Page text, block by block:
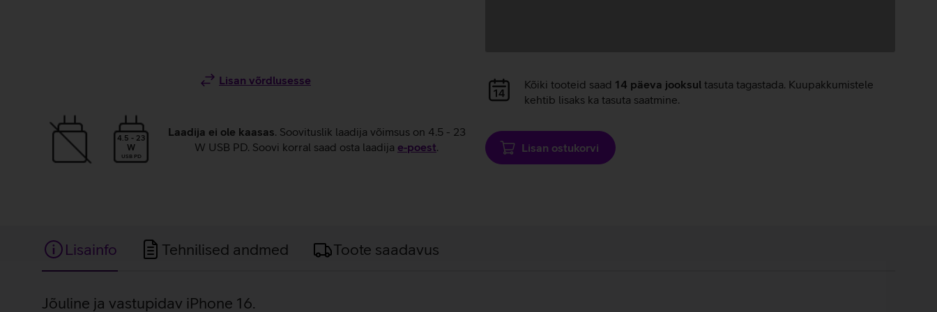
Lisan võrdlusesse
4.5 - 23
W
USB PD
Laadija ei ole kaasas. Soovituslik laadija võimsus on 4.5 - 23
W USB PD. Soovi korral saad osta laadija e‑poest.
Andmete
laadimine
Kõiki tooteid saad 14 päeva jooksul tasuta tagastada. Kuupakkumistele
kehtib lisaks ka tasuta saatmine.
Lisan ostukorvi
Lisainfo Tehnilised andmed Toote saadavus
Jõuline ja vastupidav iPhone 16.